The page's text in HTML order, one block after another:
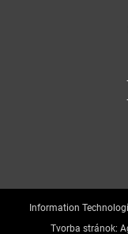
Information
Tvorba stránok: